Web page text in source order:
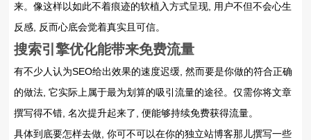
来。像这样以如此不着痕迹的软植入方式呈现, 用户不但不会心生
反感, 反而心底会觉着真实且可信。
搜索引擎优化能带来免费流量
有不少人认为SEO给出效果的速度迟缓, 然而要是你做的符合正确
的做法, 它实际上属于最为划算的吸引流量的途径。仅需你将文章
撰写得不错, 名次提升起来了, 便能够持续免费获得流量。
具体到底要怎样去做, 你可不可以在你的独立站博客那儿撰写一些